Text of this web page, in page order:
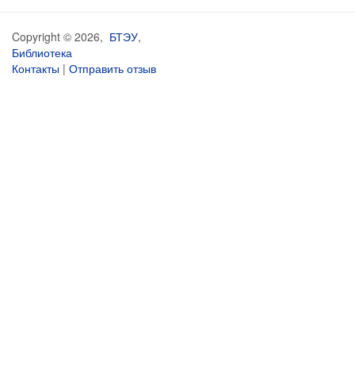
Copyright © 2026, БТЭУ,
Библиотека
Контакты | Отправить отзыв